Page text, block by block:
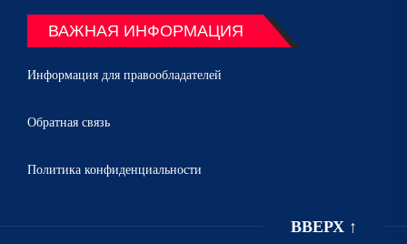
ВАЖНАЯ ИНФОРМАЦИЯ
Информация для правообладателей
Обратная связь
Политика конфиденциальности
ВВЕРХ ↑